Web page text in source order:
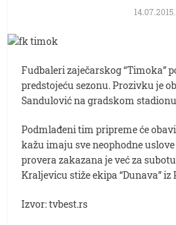
14.07.2015.
Fudbaleri zaječarskog “Timoka”
predstojeću sezonu. Prozivku je
Sandulović na gradskom
Podmlađeni tim pripreme će
kažu imaju sve neophodne
provera zakazana je već za
Kraljevicu stiže ekipa “Dunava” iz
Izvor: tvbest.rs